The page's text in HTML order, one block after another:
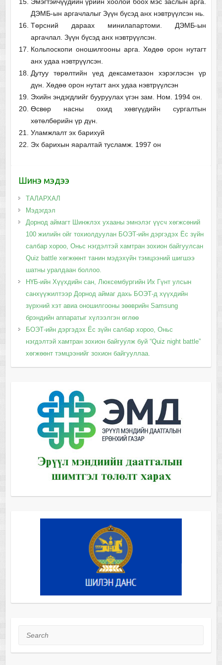
ДЭМБ-ын аргачлалыг Зүүн бүсэд анх нэвтрүүлсэн нь.
Төрсний дараах минилапартоми. ДЭМБ-ын
аргачлал. Зүүн бүсэд анх нэвтрүүлсэн.
Кольпоскопи оношилгооны арга. Хөдөө орон нутагт
анх удаа нэвтрүүлсэн.
Дутуу төрөлтийн үед дексаметазон хэрэглэсэн үр
дүн. Хөдөө орон нутагт анх удаа нэвтрүүлсэн
Эхийн эндэгдлийг бууруулах үгэн зам. Ном. 1994 он.
Өсвөр насны охид хөвгүүдийн сургалтын
хөтөлбөрийн үр дүн.
Уламжлалт эх барихуй
Эх барихын яаралтай тусламж. 1997 он
Шинэ мэдээ
ТАЛАРХАЛ
Мэдэгдэл
Дорнод аймагт Шинжлэх ухааны эмнэлэг үүсч хөгжсөний
100 жилийн ойг тохиолдуулан БОЭТ-ийн дэргэдэх Ёс зүйн
салбар хороо, Оньс нэгдэлтэй хамтран зохион байгуулсан
Quiz battle хөгжөөнт танин мэдэхүйн тэмцээний шигшээ
шатны уралдаан боллоо.
НҮБ-ийн Хүүхдийн сан, Люксембургийн Их Гүнт улсын
санхүүжилтээр Дорнод аймаг дахь БОЭТ-д хүүхдийн
зүрхний хэт авиа оношилгооны зөөврийн Samsung
брэндийн аппаратыг хүлээлгэн өглөө
БОЭТ-ийн дэргэдэх Ёс зүйн салбар хороо, Оньс
нэгдэлтэй хамтран зохион байгуулж буй “Quiz night battle”
хөгжөөнт тэмцээнийг зохион байгууллаа.
Search